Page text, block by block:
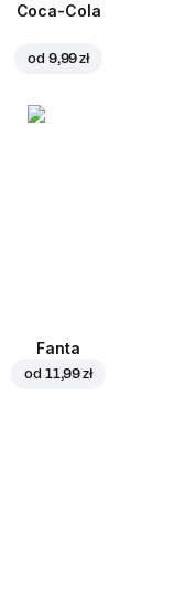
Coca-Cola
od 9,99 zł
Fanta
od 11,99 zł